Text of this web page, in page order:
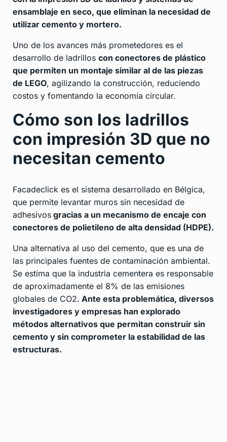
ensamblaje en seco, que eliminan la necesidad de
utilizar cemento y mortero.
Uno de los avances más prometedores es el
desarrollo de ladrillos con conectores de plástico
que permiten un montaje similar al de las piezas
de LEGO, agilizando la construcción, reduciendo
costos y fomentando la economía circular.
Cómo son los ladrillos
con impresión 3D que no
necesitan cemento
Facadeclick es el sistema desarrollado en Bélgica,
que permite levantar muros sin necesidad de
adhesivos gracias a un mecanismo de encaje con
conectores de polietileno de alta densidad (HDPE).
Una alternativa al uso del cemento, que es una de
las principales fuentes de contaminación ambiental.
Se estima que la industria cementera es responsable
de aproximadamente el 8% de las emisiones
globales de CO2. Ante esta problemática, diversos
investigadores y empresas han explorado
métodos alternativos que permitan construir sin
cemento y sin comprometer la estabilidad de las
estructuras.